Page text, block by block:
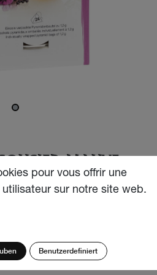
MAUVE
extraordinairement douce
complexe et délicatement
pour vous offrir une
sur notre site web.
Benutzerdefiniert